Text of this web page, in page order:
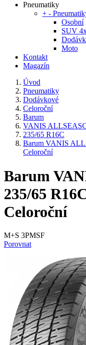
Pneumatiky
+ -
Osobní
SUV
Moto
Kontakt
Magazín
Úvod
Pneumatiky
Dodávkové
Celoroční
Barum
VANIS
235/65 R16C
Barum VANIS
Celoroční
Barum
235/65
Celoroční
M+S 3PMSF
Porovnat